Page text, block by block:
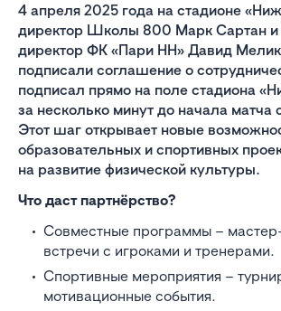
4 апреля 2025 года на стадионе
директор Школы 800 Марк Сартан и
директор ФК «Пари НН» Давид
подписали соглашение о
подписал прямо на поле стадиона
за несколько минут до начала
Этот шаг открывает новые
образовательных и спортивных
на развитие физической культуры.
Что даст партнёрство?
Совместные программы –
встречи с игроками и тренерами.
Спортивные мероприятия –
мотивационные события.